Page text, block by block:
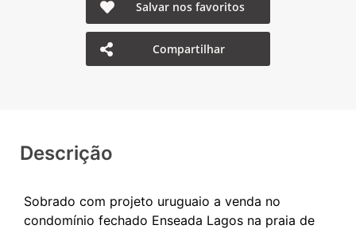
Salvar nos favoritos
Compartilhar
Descrição
Sobrado com projeto uruguaio a venda no
condomínio fechado Enseada Lagos na praia de